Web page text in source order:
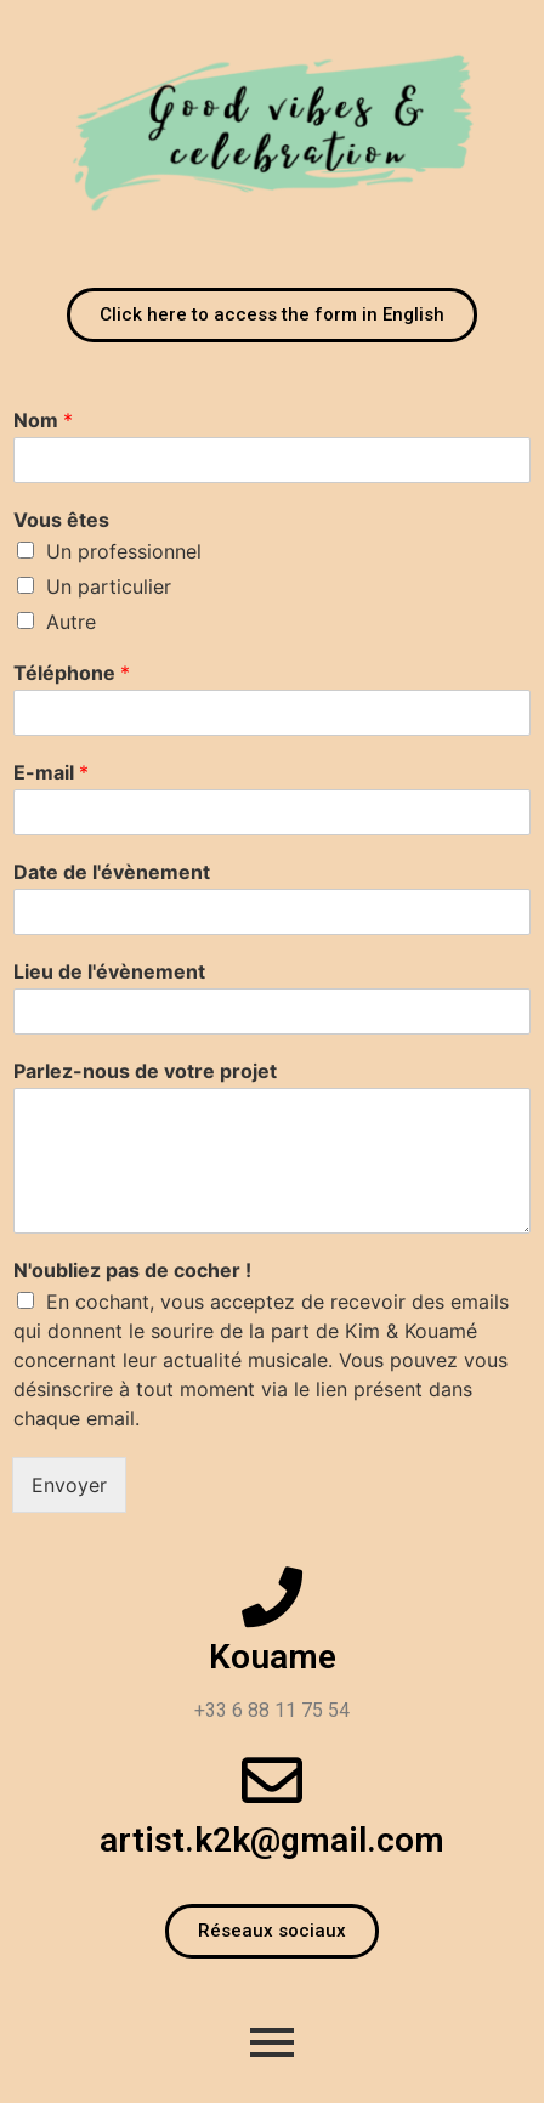
Click here to access the form in English
Nom *
Vous êtes
Un professionnel
Un particulier
Autre
Téléphone *
E-mail *
Date de l'évènement
Lieu de l'évènement
Parlez-nous de votre projet
N'oubliez pas de cocher !
En cochant, vous acceptez de recevoir des emails
qui donnent le sourire de la part de Kim & Kouamé
concernant leur actualité musicale. Vous pouvez vous
désinscrire à tout moment via le lien présent dans
chaque email.
Envoyer
Kouame
+33 6 88 11 75 54
artist.k2k@gmail.com
Réseaux sociaux